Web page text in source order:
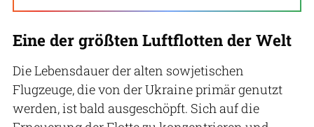
Eine der größten Luftflotten der Welt
Die Lebensdauer der alten sowjetischen
Flugzeuge, die von der Ukraine primär genutzt
werden, ist bald ausgeschöpft. Sich auf die